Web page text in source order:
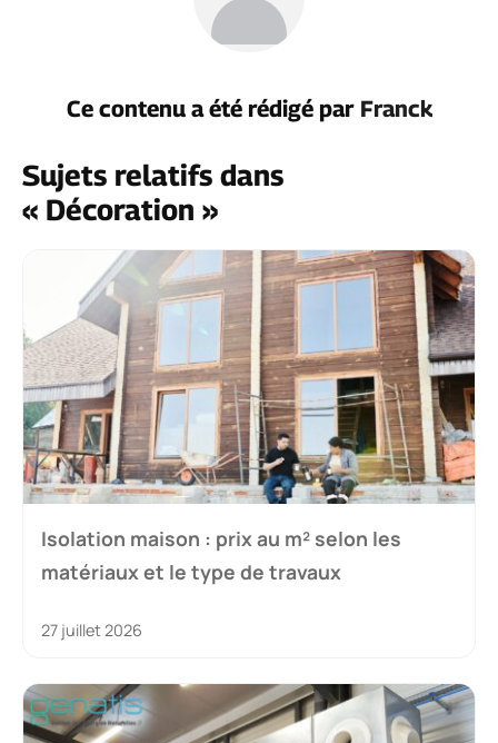
Ce contenu a été rédigé par Franck
Sujets relatifs dans
« Décoration »
Isolation maison : prix au m² selon les
matériaux et le type de travaux
27 juillet 2026